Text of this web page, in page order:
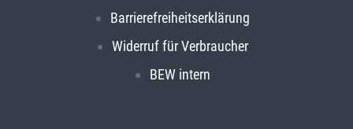
Barrierefreiheitserklärung
Widerruf für Verbraucher
BEW intern